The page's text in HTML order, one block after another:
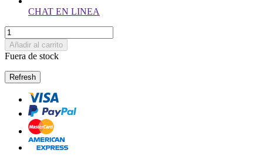
CHAT EN LINEA
Añadir al carrito
Fuera de stock